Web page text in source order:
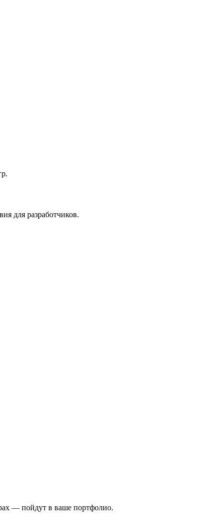
для разработчиков.
— пойдут в ваше портфолио.